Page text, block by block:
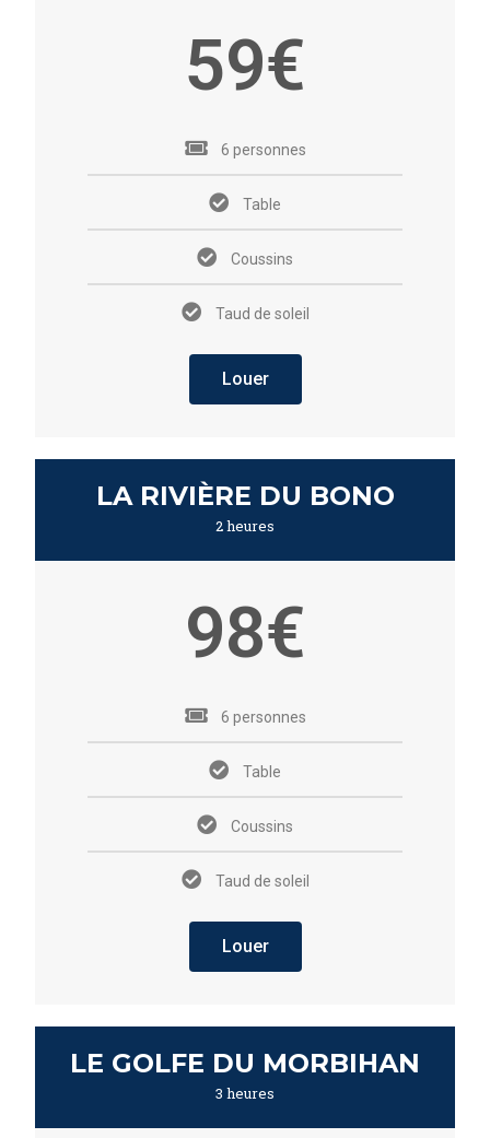
59€
6 personnes
Table
Coussins
Taud de soleil
Louer
LA RIVIÈRE DU BONO
2 heures
98€
6 personnes
Table
Coussins
Taud de soleil
Louer
LE GOLFE DU MORBIHAN
3 heures